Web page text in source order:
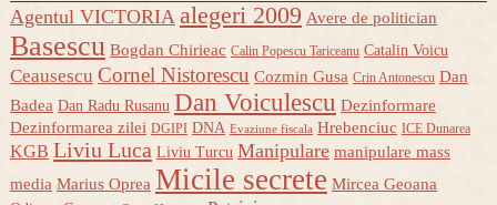
Agentul VICTORIA alegeri 2009 Avere de politician
Basescu Bogdan Chirieac Calin Popescu Tariceanu Catalin Voicu
Ceausescu Cornel Nistorescu Cozmin Gusa Crin Antonescu Dan
Badea Dan Radu Rusanu Dan Voiculescu Dezinformare
Dezinformarea zilei DGIPI DNA Evaziune fiscala Hrebenciuc ICE Dunarea
KGB Liviu Luca Liviu Turcu Manipulare manipulare mass
media Marius Oprea Micile secrete Mircea Geoana